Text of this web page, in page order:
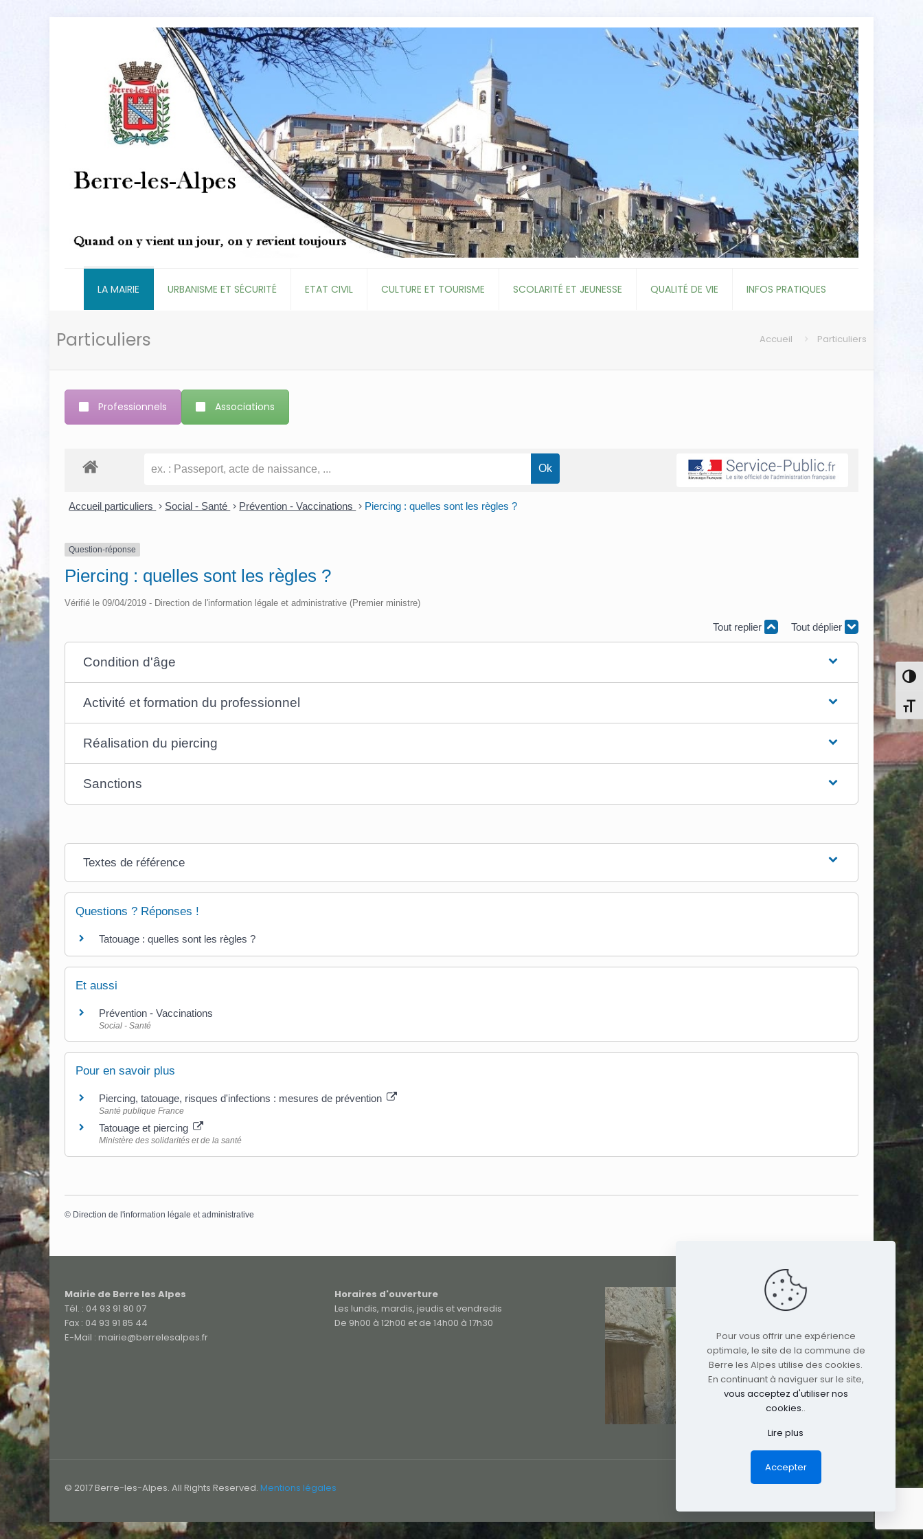
LA MAIRIE URBANISME ET SÉCURITÉ ETAT CIVIL CULTURE ET TOURISME SCOLARITÉ ET JEUNESSE QUALITÉ DE VIE INFOS PRATIQUES
Particuliers Accueil Particuliers
Professionnels Associations
Accueil particuliers > Social - Santé > Prévention - Vaccinations > Piercing : quelles sont les règles ?
Question-réponse
Piercing : quelles sont les règles ?
Vérifié le 09/04/2019 - Direction de l'information légale et administrative (Premier ministre)
Tout replier Tout déplier
Condition d'âge
Activité et formation du professionnel
Réalisation du piercing
Sanctions
Textes de référence
Questions ? Réponses !
Tatouage : quelles sont les règles ?
Et aussi
Prévention - Vaccinations
Social - Santé
Pour en savoir plus
Piercing, tatouage, risques d'infections : mesures de prévention
Santé publique France
Tatouage et piercing
Ministère des solidarités et de la santé
© Direction de l'information légale et administrative
Mairie de Berre les Alpes
Tél. : 04 93 91 80 07
Fax : 04 93 91 85 44
E-Mail : mairie@berrelesalpes.fr
Horaires d'ouverture
Les lundis, mardis, jeudis et vendredis
De 9h00 à 12h00 et de 14h00 à 17h30
© 2017 Berre-les-Alpes. All Rights Reserved. Mentions légales
Pour vous offrir une expérience
optimale, le site de la commune de
Berre les Alpes utilise des cookies.
En continuant à naviguer sur le site,
vous acceptez d'utiliser nos
cookies..
Lire plus
Accepter